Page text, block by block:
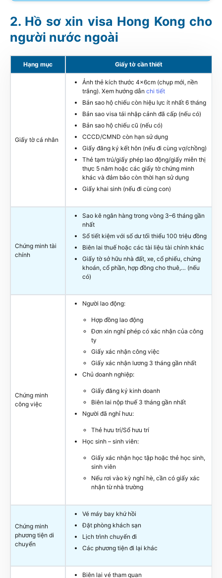
Hồ sơ xin visa Hong Kong cho
người nước ngoài
Hạng mục Giấy tờ cần thiết
Giấy tờ cá nhân
Ảnh thẻ kích thước 4x6cm (chụp mới, nền
trắng). Xem hướng dẫn chi tiết
Bản sao hộ chiếu còn hiệu lực ít nhất 6 tháng
Bản sao visa tái nhập cảnh đã cấp (nếu có)
Bản sao hộ chiếu cũ (nếu có)
CCCD/CMND còn hạn sử dụng
Giấy đăng ký kết hôn (nếu đi cùng vợ/chồng)
Thẻ tạm trú/giấy phép lao động/giấy miễn thị
thực 5 năm hoặc các giấy tờ chứng minh
khác và đảm bảo còn thời hạn sử dụng
Giấy khai sinh (nếu đi cùng con)
Chứng minh tài
chính
Sao kê ngân hàng trong vòng 3–6 tháng gần
nhất
Sổ tiết kiệm với số dư tối thiểu 100 triệu đồng
Biên lai thuế hoặc các tài liệu tài chính khác
Giấy tờ sở hữu nhà đất, xe, cổ phiếu, chứng
khoán, cổ phần, hợp đồng cho thuê,… (nếu
có)
Chứng minh
công việc
Người lao động:
Hợp đồng lao động
Đơn xin nghỉ phép có xác nhận của công
ty
Giấy xác nhận công việc
Giấy xác nhận lương 3 tháng gần nhất
Chủ doanh nghiệp:
Giấy đăng ký kinh doanh
Biên lai nộp thuế 3 tháng gần nhất
Người đã nghỉ hưu:
Thẻ hưu trí/Sổ hưu trí
Học sinh – sinh viên:
Giấy xác nhận học tập hoặc thẻ học sinh,
sinh viên
Nếu rơi vào kỳ nghỉ hè, cần có giấy xác
nhận từ nhà trường
Chứng minh
phương tiện di
chuyển
Vé máy bay khứ hồi
Đặt phòng khách sạn
Lịch trình chuyến đi
Các phương tiện đi lại khác
Biên lai vé tham quan